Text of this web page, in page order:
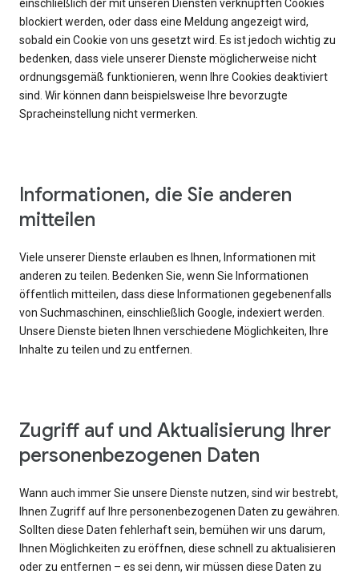
einschließlich der mit unseren Diensten verknüpften Cookies
blockiert werden, oder dass eine Meldung angezeigt wird,
sobald ein Cookie von uns gesetzt wird. Es ist jedoch wichtig zu
bedenken, dass viele unserer Dienste möglicherweise nicht
ordnungsgemäß funktionieren, wenn Ihre Cookies deaktiviert
sind. Wir können dann beispielsweise Ihre bevorzugte
Spracheinstellung nicht vermerken.
Informationen, die Sie anderen
mitteilen
Viele unserer Dienste erlauben es Ihnen, Informationen mit
anderen zu teilen. Bedenken Sie, wenn Sie Informationen
öffentlich mitteilen, dass diese Informationen gegebenenfalls
von Suchmaschinen, einschließlich Google, indexiert werden.
Unsere Dienste bieten Ihnen verschiedene Möglichkeiten, Ihre
Inhalte zu teilen und zu entfernen.
Zugriff auf und Aktualisierung Ihrer
personenbezogenen Daten
Wann auch immer Sie unsere Dienste nutzen, sind wir bestrebt,
Ihnen Zugriff auf Ihre personenbezogenen Daten zu gewähren.
Sollten diese Daten fehlerhaft sein, bemühen wir uns darum,
Ihnen Möglichkeiten zu eröffnen, diese schnell zu aktualisieren
oder zu entfernen – es sei denn, wir müssen diese Daten zu